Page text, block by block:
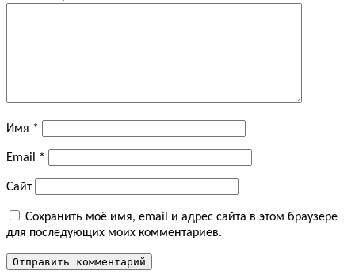
Имя *
Email *
Сайт
Сохранить моё имя, email и адрес сайта в этом браузере
для последующих моих комментариев.